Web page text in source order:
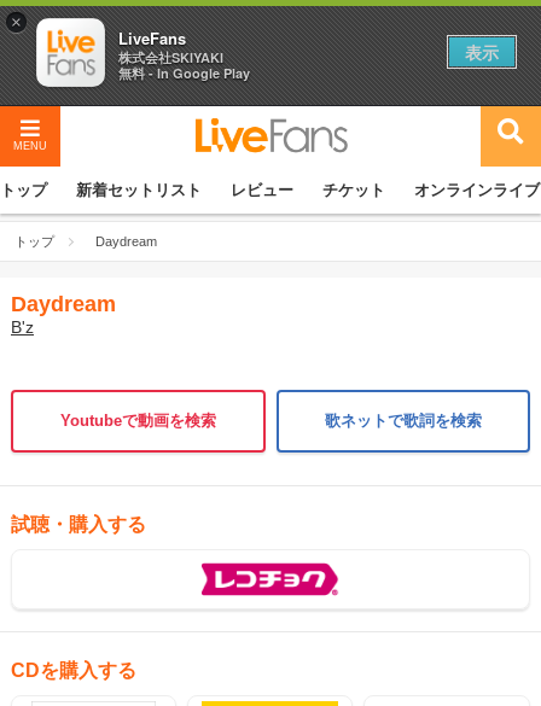
MENU
トップ 新着セットリスト レビュー チケット オンラインライブ
トップ Daydream
Daydream
B'z
Youtubeで動画を検索 歌ネットで歌詞を検索
試聴・購入する
CDを購入する
×
LiveFans
株式会社SKIYAKI
無料 - In Google Play
表示